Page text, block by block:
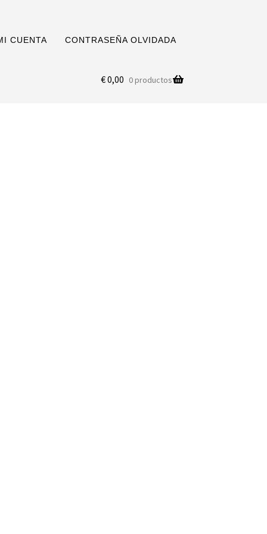
CUENTA CONTRASEÑA OLVIDADA
€0,00 0 productos